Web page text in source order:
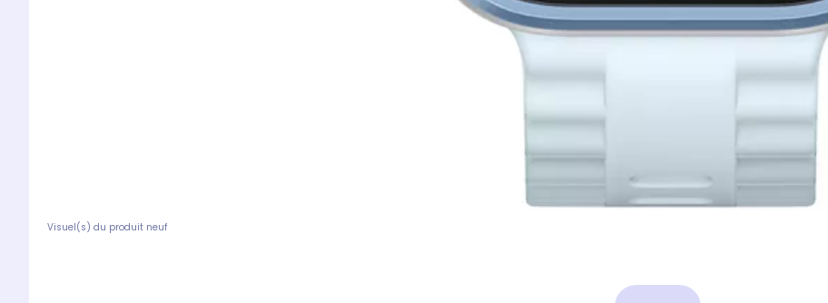
Visuel(s) du produit neuf